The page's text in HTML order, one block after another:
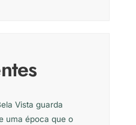
Vista guarda
uma época que o